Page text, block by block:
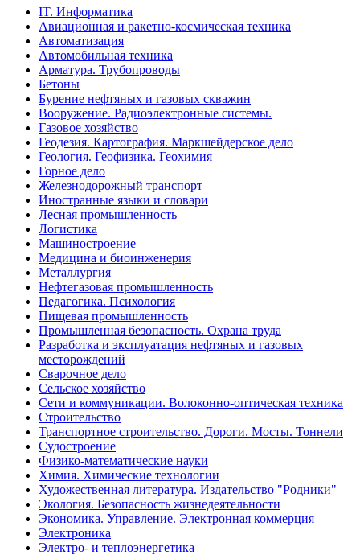
IT. Информатика
Авиационная и ракетно-космическая техника
Автоматизация
Автомобильная техника
Арматура. Трубопроводы
Бетоны
Бурение нефтяных и газовых скважин
Вооружение. Радиоэлектронные системы.
Газовое хозяйство
Геодезия. Картография. Маркшейдерское дело
Геология. Геофизика. Геохимия
Горное дело
Железнодорожный транспорт
Иностранные языки и словари
Лесная промышленность
Логистика
Машиностроение
Медицина и биоинженерия
Металлургия
Нефтегазовая промышленность
Педагогика. Психология
Пищевая промышленность
Промышленная безопасность. Охрана труда
Разработка и эксплуатация нефтяных и газовых
месторождений
Сварочное дело
Сельское хозяйство
Сети и коммуникации. Волоконно-оптическая техника
Строительство
Транспортное строительство. Дороги. Мосты. Тоннели
Судостроение
Физико-математические науки
Химия. Химические технологии
Художественная литература. Издательство "Родники"
Экология. Безопасность жизнедеятельности
Экономика. Управление. Электронная коммерция
Электроника
Электро- и теплоэнергетика